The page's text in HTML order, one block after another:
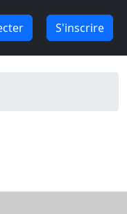
S'inscrire